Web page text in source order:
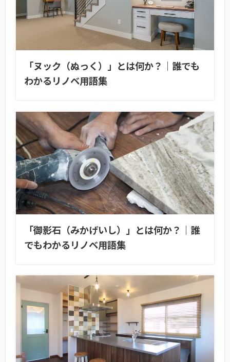
「ヌック（ぬっく）」とは何か？｜誰でも
わかるリノベ用語集
「御影石（みかげいし）」とは何か？｜誰
でもわかるリノベ用語集